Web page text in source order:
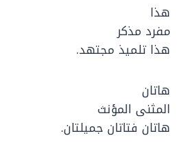
هذا
مفرد مذكر
هذا تلميذ مجتهد.
هاتان
المثنى المؤنث
هاتان فتاتان جميلتان.